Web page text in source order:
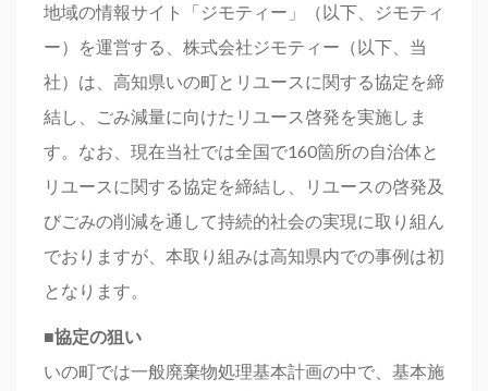
地域の情報サイト「ジモティー」（以下、ジモティ
ー）を運営する、株式会社ジモティー（以下、当
社）は、高知県いの町とリユースに関する協定を締
結し、ごみ減量に向けたリユース啓発を実施しま
す。なお、現在当社では全国で160箇所の自治体と
リユースに関する協定を締結し、リユースの啓発及
びごみの削減を通して持続的社会の実現に取り組ん
でおりますが、本取り組みは高知県内での事例は初
となります。
■協定の狙い
いの町では一般廃棄物処理基本計画の中で、基本施